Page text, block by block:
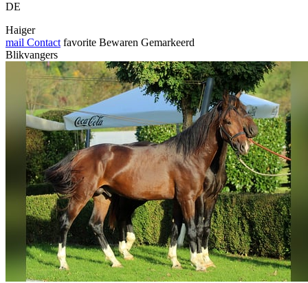
DE
Haiger
mail Contact favorite Bewaren Gemarkeerd
Blikvangers